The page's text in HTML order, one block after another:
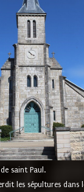
saint Paul.
les sépultures dans